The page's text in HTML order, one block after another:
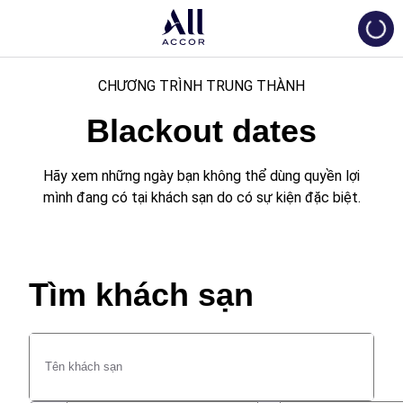
CHƯƠNG TRÌNH TRUNG THÀNH
Blackout dates
Hãy xem những ngày bạn không thể dùng quyền lợi
mình đang có tại khách sạn do có sự kiện đặc biệt.
Tìm khách sạn